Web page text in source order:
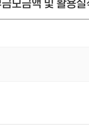
모금액 및 활용실